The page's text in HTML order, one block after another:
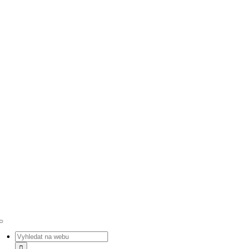
Search
for: